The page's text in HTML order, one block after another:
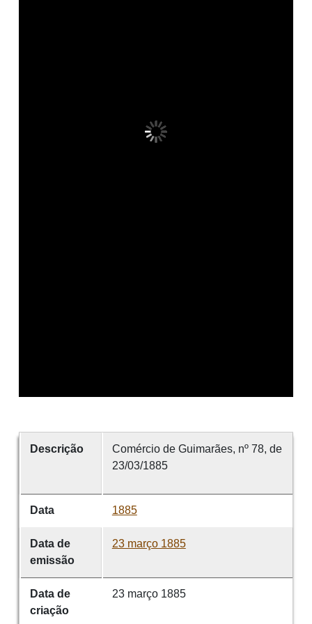
Descrição
Comércio de Guimarães, nº 78, de
23/03/1885
Data 1885
Data de
emissão
23 março 1885
Data de
criação
23 março 1885